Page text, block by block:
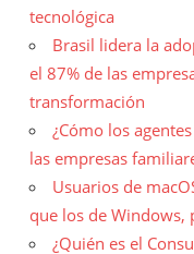
tecnológica
Brasil lidera la
el 87% de las
transformación
¿Cómo los
las empresas
Usuarios de
que los de Windows,
¿Quién es el